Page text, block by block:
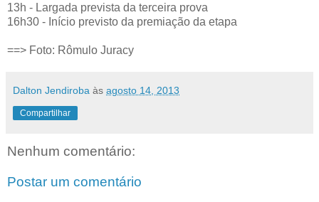
13h - Largada prevista da terceira prova
16h30 - Início previsto da premiação da etapa
==> Foto: Rômulo Juracy
Dalton Jendiroba às agosto 14, 2013
Compartilhar
Nenhum comentário:
Postar um comentário